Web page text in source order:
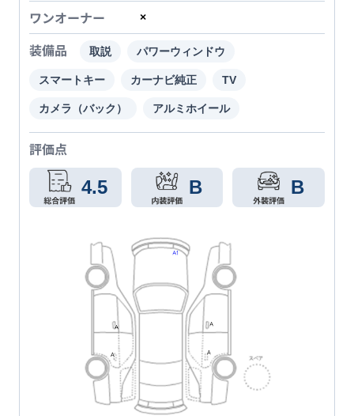
ワンオーナー ×
装備品 取説 パワーウィンドウ
スマートキー カーナビ純正 TV
カメラ（バック） アルミホイール
評価点
4.5 B B